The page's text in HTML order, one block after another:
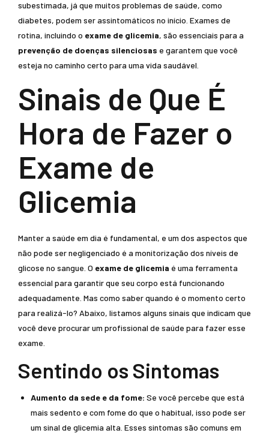
subestimada, já que muitos problemas de saúde, como
diabetes, podem ser assintomáticos no início. Exames de
rotina, incluindo o exame de glicemia, são essenciais para a
prevenção de doenças silenciosas e garantem que você
esteja no caminho certo para uma vida saudável.
Sinais de Que É
Hora de Fazer o
Exame de
Glicemia
Manter a saúde em dia é fundamental, e um dos aspectos que
não pode ser negligenciado é a monitorização dos níveis de
glicose no sangue. O exame de glicemia é uma ferramenta
essencial para garantir que seu corpo está funcionando
adequadamente. Mas como saber quando é o momento certo
para realizá-lo? Abaixo, listamos alguns sinais que indicam que
você deve procurar um profissional de saúde para fazer esse
exame.
Sentindo os Sintomas
Aumento da sede e da fome: Se você percebe que está
mais sedento e com fome do que o habitual, isso pode ser
um sinal de glicemia alta. Esses sintomas são comuns em